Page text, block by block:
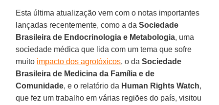
Esta última atualização vem com o notas importantes
lançadas recentemente, como a daSociedade
Brasileira de Endocrinologia e Metabologia, uma
sociedade médica que lida com um tema que sofre
muito impacto dos agrotóxicos, o daSociedade
Brasileira de Medicina da Família e de
Comunidade, e o relatório da Human Rights Watch,
que fez um trabalho em várias regiões do país, visitou